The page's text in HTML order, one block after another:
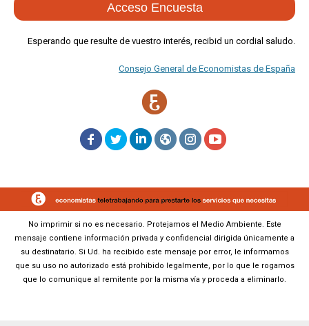
Acceso Encuesta
Esperando que resulte de vuestro interés, recibid un cordial saludo.
Consejo General de Economistas de España
No imprimir si no es necesario. Protejamos el Medio Ambiente. Este
mensaje contiene información privada y confidencial dirigida únicamente a
su destinatario. Si Ud. ha recibido este mensaje por error, le informamos
que su uso no autorizado está prohibido legalmente, por lo que le rogamos
que lo comunique al remitente por la misma vía y proceda a eliminarlo.